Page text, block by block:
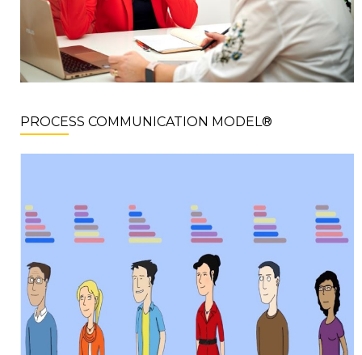
PROCESS COMMUNICATION MODEL®